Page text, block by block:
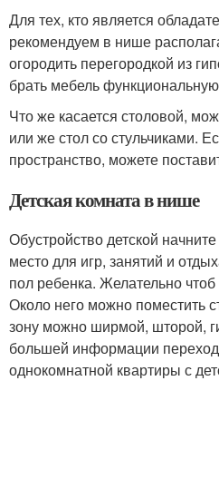
Для тех, кто является
рекомендуем в нише
огородить перегородкой из
брать мебель
Что же касается столовой,
или же стол со стульчиками.
пространство, можете
Детская комната в нише
Обустройство детской
место для игр, занятий и
пол ребенка. Желательно
Около него можно поместить
зону можно ширмой, шторой,
большей информации
однокомнатной квартиры с